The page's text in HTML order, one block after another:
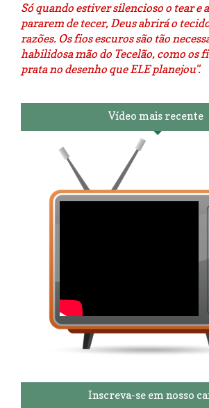
Só quando estiver silencioso o tear e
pararem de tecer, Deus abrirá o
razões. Os fios escuros são tão
habilidosa mão do Tecelão, como os
prata no desenho que ELE planejou".
Vídeo mais recente
Inscreva-se em nosso